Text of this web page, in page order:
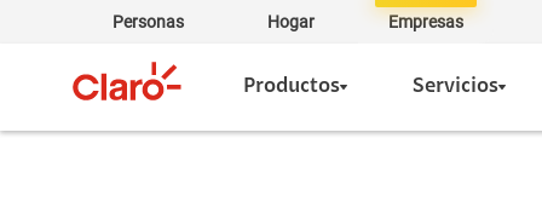
Personas Hogar Empresas
Productos Servicios